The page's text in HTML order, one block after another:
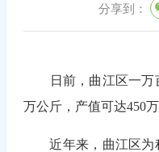
分享到：
日前，曲江区一万
万公斤，产值可达
近年来，曲江区为